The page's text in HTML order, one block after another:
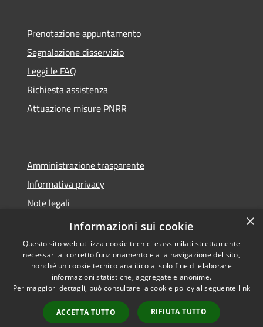
Prenotazione appuntamento
Segnalazione disservizio
Leggi le FAQ
Richiesta assistenza
Attuazione misure PNRR
Amministrazione trasparente
Informativa privacy
Note legali
Dichiarazione di accessibilità
Accessibilità
Copyright © 2026 • Comune di
Brusciano • Powered by
Municipium•
Accesso
redazione
×
Informazioni sui cookie
Questo sito web utilizza cookie tecnici e assimilati strettamente
necessari al corretto funzionamento e alla navigazione del sito,
nonché un cookie tecnico analitico al solo fine di elaborare
informazioni statistiche, aggregate e anonime.
Per maggiori dettagli, può consultare la cookie policy al seguente link
ACCETTA TUTTO RIFIUTA TUTTO